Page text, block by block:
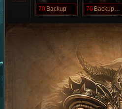
70 Backup 70 BackupOne